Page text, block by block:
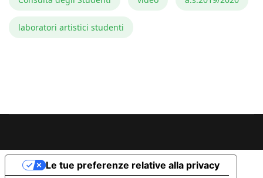
laboratori artistici studenti
Le tue preferenze relative alla privacy